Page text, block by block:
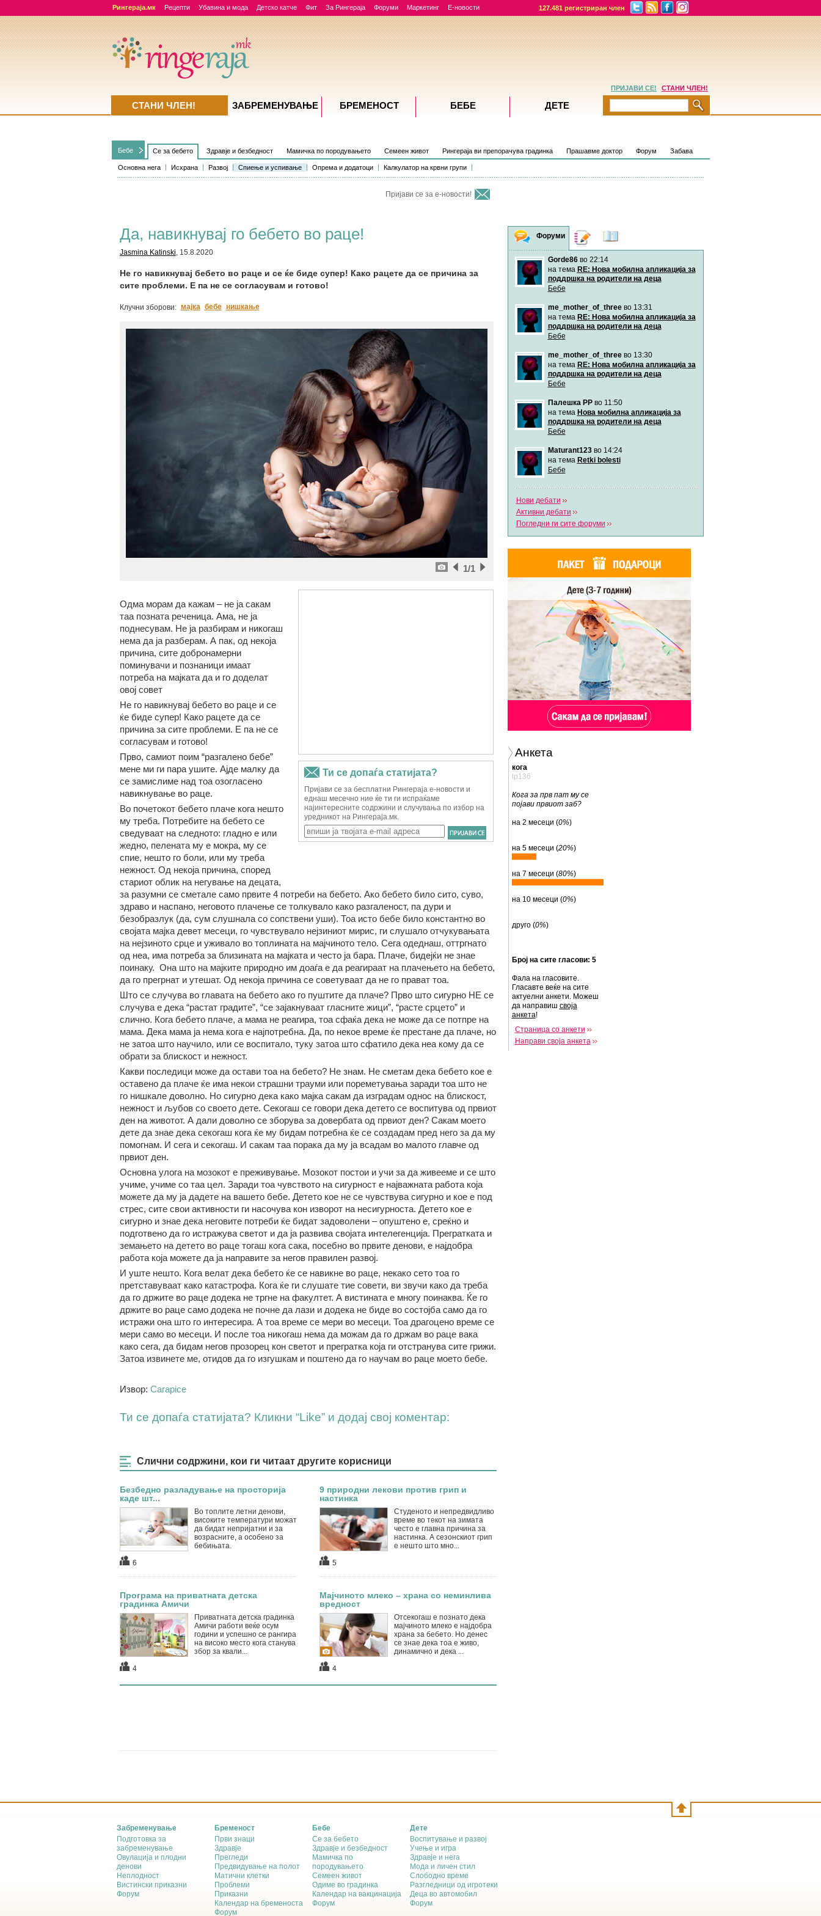
Рингераја.мк Рецепти Убавина и мода Детско катче Фит За Рингераја Форуми Маркетинг Е-новости 127.481 регистриран член
Бебе Се за бебето
Основна нега Исхрана Развој Спиење и успивање Опрема и додатоци Калкулатор на крвни групи
Здравје и безбедност Мамичка по породувањето Семеен живот Рингераја ви препорачува градинка Прашавме доктор Форум Забава
Пријави се за е-новости!
Да, навикнувај го бебето во раце!
Jasmina Katinski, 15.8.2020
Не го навикнувај бебето во раце и се ќе биде супер! Како рацете да се причина за
сите проблеми. Е па не се согласувам и готово!
Клучни зборови: мајка бебе нишкање
/1
1
Одма морам да кажам – не ја сакам
таа позната реченица. Ама, не ја
поднесувам. Не ја разбирам и никогаш
нема да ја разберам. А пак, од некоја
причина, сите добронамерни
поминувачи и познаници имаат
потреба на мајката да и го доделат
овој совет
Не го навикнувај бебето во раце и се
ќе биде супер! Како рацете да се
причина за сите проблеми. Е па не се
согласувам и готово!
Прво, самиот поим “разгалено бебе”
мене ми ги пара ушите. Ајде малку да
се замислиме над тоа озогласено
навикнување во раце.
Во почетокот бебето плаче кога нешто
му треба. Потребите на бебето се
сведуваат на следното: гладно е или
жедно, пелената му е мокра, му се
спие, нешто го боли, или му треба
нежност. Од некоја причина, според
стариот облик на негување на децата,
за разумни се сметале само првите 4 потреби на бебето. Ако бебето било сито, суво,
здраво и наспано, неговото плачење се толкувало како разгаленост, па дури и
безобразлук (да, сум слушнала со сопствени уши). Тоа исто бебе било константно во
својата мајка девет месеци, го чувствувало нејзиниот мирис, ги слушало отчукувањата
на нејзиното срце и уживало во топлината на мајчиното тело. Сега одеднаш, оттргнато
од неа, има потреба за близината на мајката и често ја бара. Плаче, бидејќи не знае
поинаку. Она што на мајките природно им доаѓа е да реагираат на плачењето на бебето,
да го прегрнат и утешат. Од некоја причина се советуваат да не го прават тоа.
Што се случува во главата на бебето ако го пуштите да плаче? Прво што сигурно НЕ се
случува е дека “растат градите”, “се зајакнуваат гласните жици”, “расте срцето” и
слично. Кога бебето плаче, а мама не реагира, тоа сфаќа дека не може да се потпре на
мама. Дека мама ја нема кога е најпотребна. Да, по некое време ќе престане да плаче, но
не затоа што научило, или се воспитало, туку затоа што сфатило дека неа кому да се
обрати за блискост и нежност.
Какви последици може да остави тоа на бебето? Не знам. Не сметам дека бебето кое е
оставено да плаче ќе има некои страшни трауми или пореметувања заради тоа што не
го нишкале доволно. Но сигурно дека како мајка сакам да изградам однос на блискост,
нежност и љубов со своето дете. Секогаш се говори дека детето се воспитува од првиот
ден на животот. А дали доволно се зборува за довербата од првиот ден? Сакам моето
дете да знае дека секогаш кога ќе му бидам потребна ќе се создадам пред него за да му
помогнам. И сега и секогаш. И сакам таа порака да му ја всадам во малото главче од
првиот ден.
Основна улога на мозокот е преживување. Мозокот постои и учи за да живееме и се што
учиме, учиме со таа цел. Заради тоа чувството на сигурност е најважната работа која
можете да му ја дадете на вашето бебе. Детето кое не се чувствува сигурно и кое е под
стрес, сите свои активности ги насочува кон изворот на несигурноста. Детето кое е
сигурно и знае дека неговите потреби ќе бидат задоволени – опуштено е, среќно и
подготвено да го истражува светот и да ја развива својата интелегенција. Прегратката и
земањето на детето во раце тогаш кога сака, посебно во првите денови, е најдобра
работа која можете да ја направите за негов правилен развој.
И уште нешто. Кога велат дека бебето ќе се навикне во раце, некако сето тоа го
претставуваат како катастрофа. Кога ќе ги слушате тие совети, ви звучи како да треба
да го држите во раце додека не тргне на факултет. А вистината е многу поинаква. Ќе го
држите во раце само додека не почне да лази и додека не биде во состојба само да го
истражи она што го интересира. А тоа време се мери во месеци. Тоа драгоцено време се
мери само во месеци. И после тоа никогаш нема да можам да го држам во раце вака
како сега, да бидам негов прозорец кон светот и прегратка која ги отстранува сите грижи.
Затоа извинете ме, отидов да го изгушкам и поштено да го научам во раце моето бебе.
Извор: Carapice
Ти се допаѓа статијата? Кликни “Like” и додај свој коментар:
Слични содржини, кои ги читаат другите корисници
Безбедно разладување на просторија
каде шт...
Во топлите летни денови,
високите температури можат
да бидат непријатни и за
возрасните, а особено за
бебињата.
6
9 природни лекови против грип и
настинка
Студеното и непредвидливо
време во текот на зимата
често е главна причина за
настинка. А сезонскиот грип
е нешто што мно...
5
Програма на приватната детска
градинка Амичи
Приватната детска градинка
Амичи работи веќе осум
години и успешно се рангира
на високо место кога станува
збор за квали...
4
Мајчиното млеко – храна со неминлива
вредност
Отсекогаш е познато дека
мајчиното млеко е најдобра
храна за бебето. Но денес
се знае дека тоа е живо,
динамично и дека ...
4
Форуми Дневници
Gorde86во 22:14
на тема RE: Нова мобилна апликација за
поддршка на родители на деца
Бебе
me_mother_of_threeво 13:31
на тема RE: Нова мобилна апликација за
поддршка на родители на деца
Бебе
me_mother_of_threeво 13:30
на тема RE: Нова мобилна апликација за
поддршка на родители на деца
Бебе
Палешка РРво 11:50
на тема Нова мобилна апликација за
поддршка на родители на деца
Бебе
Maturant123во 14:24
на тема Retki bolesti
Бебе
Нови дебати
Активни дебати
Погледни ги сите форуми
Анкета
кога
lp136
Кога за прв пат му се
појави првиот заб?
на 2 месеци (0%)
на 5 месеци (20%)
на 7 месеци (80%)
на 10 месеци (0%)
друго (0%)
Број на сите гласови: 5
Фала на гласовите.
Гласавте веќе на сите
актуелни анкети. Можеш
да направиш своја
анкета!
Страница со анкети
Направи своја анкета
ПРИЈАВИ СЕ! СТАНИ ЧЛЕН!
СТАНИ ЧЛЕН! ЗАБРЕМЕНУВАЊE БРЕМЕНОСТ БЕБЕ ДЕТЕ
Забременување
Подготовка за
забременување
Овулација и плодни
денови
Неплодност
Вистински приказни
Форум
Бременост
Први знаци
Здравје
Прегледи
Предвидување на полот
Матични клетки
Проблеми
Приказни
Календар на бременоста
Форум
Бебе
Се за бебето
Здравје и безбедност
Мамичка по
породувањето
Семеен живот
Одиме во градинка
Календар на вакцинација
Форум
Дете
Воспитување и развој
Учење и игра
Здравје и нега
Мода и личен стил
Слободно време
Разгледници од игротеки
Деца во автомобил
Форум